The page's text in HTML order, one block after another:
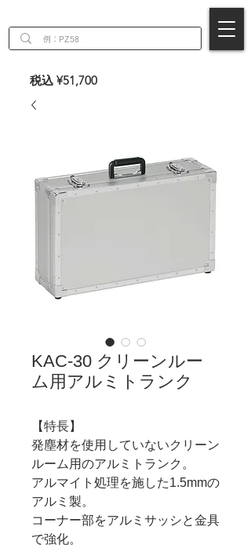
税込 ¥51,700
KAC-30 クリーンルー
ム用アルミトランク
【特長】
発塵材を使用していないクリーン
ルーム用のアルミトランク。
アルマイト処理を施した1.5mmの
アルミ製。
コーナー部をアルミサッシと金具
で強化。